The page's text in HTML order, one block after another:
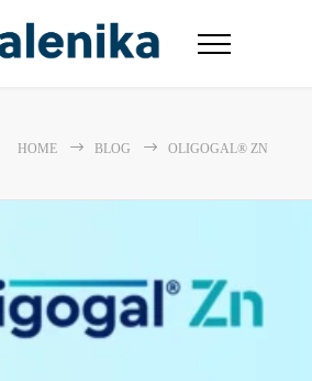
HOME BLOG OLIGOGAL® ZN